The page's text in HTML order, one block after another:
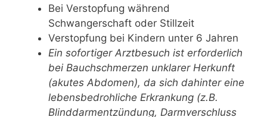
Bei Verstopfung während
Schwangerschaft oder Stillzeit
Verstopfung bei Kindern unter 6 Jahren
Ein sofortiger Arztbesuch ist erforderlich
bei Bauchschmerzen unklarer Herkunft
(akutes Abdomen), da sich dahinter eine
lebensbedrohliche Erkrankung (z.B.
Blinddarmentzündung, Darmverschluss